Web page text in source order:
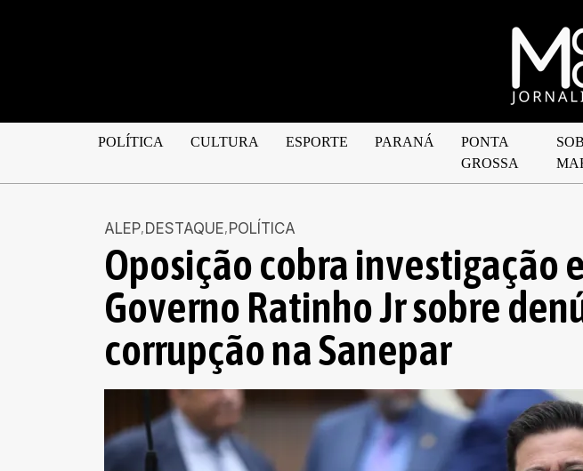
POLÍTICA CULTURA ESPORTE PARANÁ
PONTA
GROSSA
ALEP DESTAQUE POLÍTICA
Oposição cobra investigação
Governo Ratinho Jr sobre
corrupção na Sanepar